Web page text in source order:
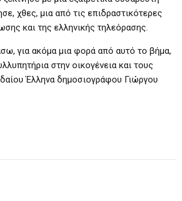
χθες, μια από τις επιδραστικότερες
και της ελληνικής τηλεόρασης.
για ακόμα μια φορά από αυτό το βήμα,
στην οικογένεια και τους
Έλληνα δημοσιογράφου Γιώργου